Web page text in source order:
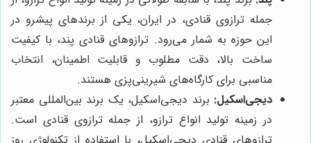
جمله ترازوی قنادی، در ایران، یکی از برندهای پیشرو در
این حوزه به شمار می‌رود. ترازوهای قنادی پند، با کیفیت
ساخت بالا، دقت مطلوب و قابلیت اطمینان، انتخاب
مناسبی برای کارگاه‌های شیرینی‌پزی هستند.
دیجی‌اسکیل: برند دیجی‌اسکیل، یک برند بین‌المللی معتبر
در زمینه تولید انواع ترازو، از جمله ترازوی قنادی است.